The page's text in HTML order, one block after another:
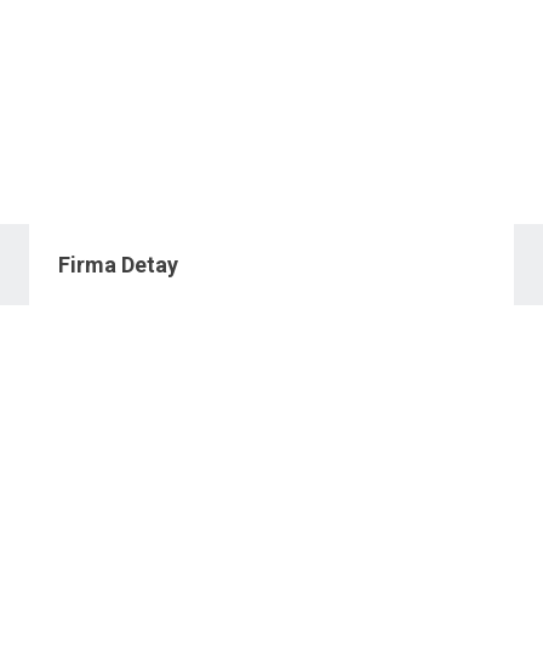
Firma Detay